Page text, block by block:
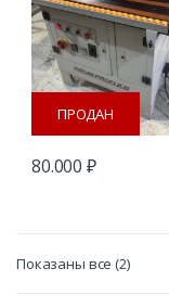
ПРОДАН
80.000₽
Показаны все (2)
самые